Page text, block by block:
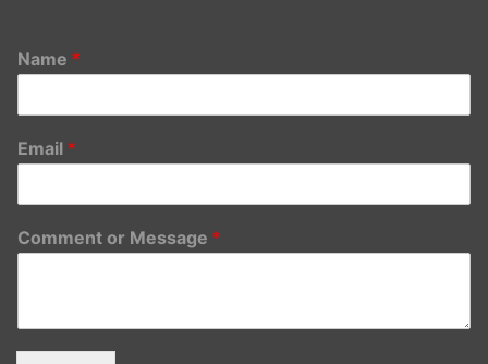
Name *
Email *
Comment or Message *